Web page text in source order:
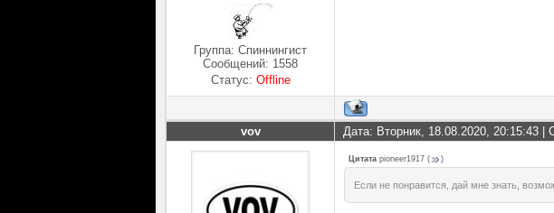
Группа: Спиннингист
Сообщений: 1558
Статус: Offline
vov Дата: Вторник, 18.08.2020, 20:15:43 |
Цитата pioneer1917 ( )
Если не понравится, дай мне знать,